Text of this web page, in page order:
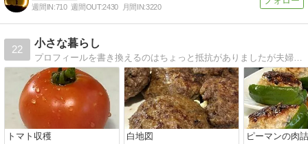
週間IN:710 週間OUT:2430 月間IN:3220
22
小さな暮らし
プロフィールを書き換えるのはちょっと抵抗がありましたが夫婦二人暮らしになりました。心の中ではくるみやクッキーの姿が鮮明に浮かびます。寂しくなりましたがこれまで飼ったペットたちが見てくれているはず。心配されないように元気に過ごします。
トマト収穫 白地図 ピーマンの肉